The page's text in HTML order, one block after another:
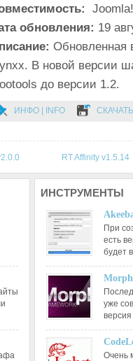
обновления: 19
Обновленная
В новой версии
до версии 1.2.
ИНФО | INFO СКАЧАТЬ
RT Affinity v1.5.14
ИНСТРУМЕНТЫ
При
есть
будет
уже
Очень